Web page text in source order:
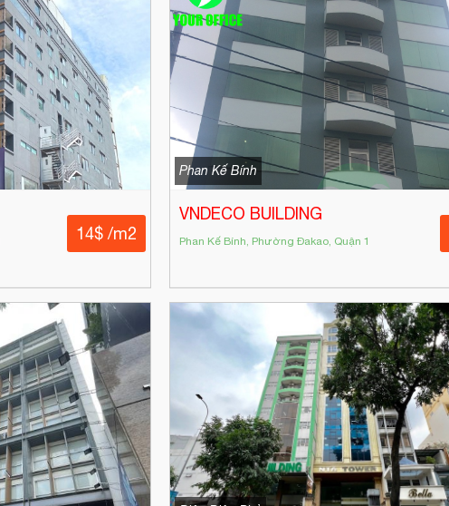
14$ /m2
Phan Kế Bính
VNDECO BUILDING
Phan Kế Bính, Phường Đakao, Quận 1